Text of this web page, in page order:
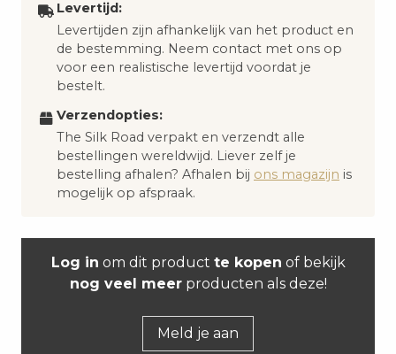
Levertijd:
Levertijden zijn afhankelijk van het product en
de bestemming. Neem contact met ons op
voor een realistische levertijd voordat je
bestelt.
Verzendopties:
The Silk Road verpakt en verzendt alle
bestellingen wereldwijd. Liever zelf je
bestelling afhalen? Afhalen bij ons magazijn is
mogelijk op afspraak.
Log in om dit product te kopen of bekijk
nog veel meerproducten als deze!
Meld je aan